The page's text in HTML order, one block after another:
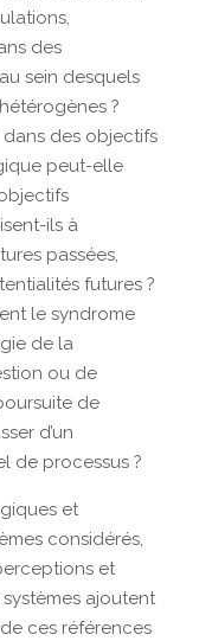
des
sein desquels
?
des objectifs
peut-elle
ils à
passées,
futures ?
le syndrome
de la
ou de
de
d’un
de processus ?
et
considérés,
et
ajoutent
ces références